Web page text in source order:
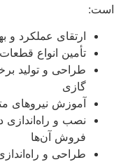
است:
ارتقای عملکرد و
تأمین انواع
طراحی و تولید
گازی
آموزش نیروهای
نصب و راه‌اندازی
فروش آن‌ها
طراحی و